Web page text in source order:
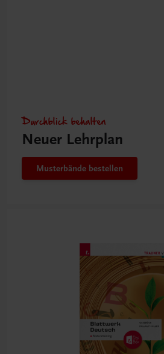
Durchblick behalten
Neuer Lehrplan
Musterbände bestellen